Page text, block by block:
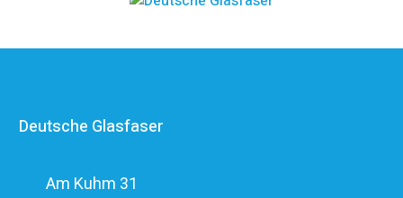
Unternehmensgruppe zählt zu den finanzstärksten
elf Milliarden Euro.
Deutsche Glasfaser
Am Kuhm 31